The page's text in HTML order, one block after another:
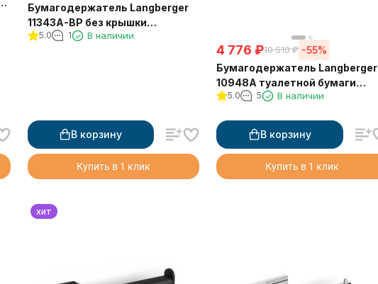
Бумагодержатель Langberger
11343A-BP без крышки
квадратный черный
5.0 1 В наличии
В корзину
Купить в 1 клик
4 776 ₽10 510 ₽ -55%
Бумагодержатель Langberger
10948A туалетной бумаги
вертикальный
5.0 5 В наличии
В корзину
Купить в 1 клик
хит